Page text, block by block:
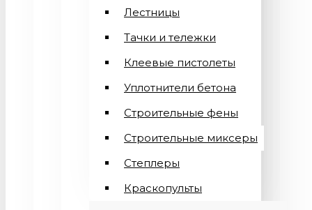
Лестницы
Тачки и тележки
Клеевые пистолеты
Уплотнители бетона
Строительные фены
Строительные миксеры
Степлеры
Краскопульты